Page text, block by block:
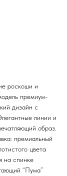
роскоши и
премиум-
дизайн с
линии и
образ.
премиальный
цвета
на спинке
“Пума”